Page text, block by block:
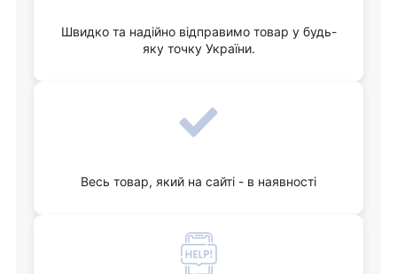
Швидко та надійно відправимо товар у будь-
яку точку України.
Весь товар, який на сайті - в наявності